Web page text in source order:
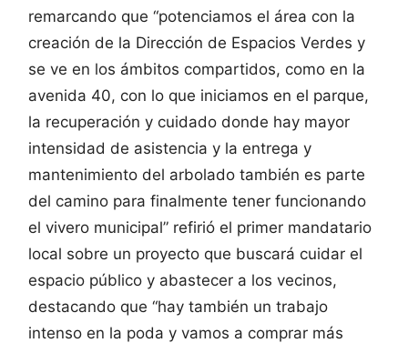
remarcando que “potenciamos el área con la
creación de la Dirección de Espacios Verdes y
se ve en los ámbitos compartidos, como en la
avenida 40, con lo que iniciamos en el parque,
la recuperación y cuidado donde hay mayor
intensidad de asistencia y la entrega y
mantenimiento del arbolado también es parte
del camino para finalmente tener funcionando
el vivero municipal” refirió el primer mandatario
local sobre un proyecto que buscará cuidar el
espacio público y abastecer a los vecinos,
destacando que “hay también un trabajo
intenso en la poda y vamos a comprar más